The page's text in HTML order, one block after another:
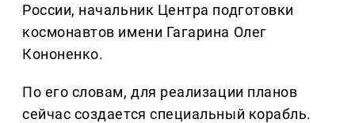
России, начальник Центра подготовки
космонавтов имени Гагарина Олег
Кононенко.
По его словам, для реализации планов
сейчас создается специальный корабль.